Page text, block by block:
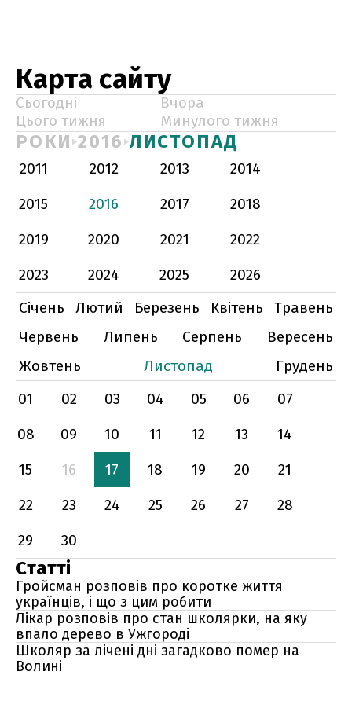
Карта сайту
Сьогодні
Вчора
Цього тижня
Минулого тижня
РОКИ 2016 ЛИСТОПАД
2011 2012 2013
2014
2015
2016 2017
2018
2019
2020 2021
2022
2023
2024 2025
2026
Січень
Лютий Березень Квітень
Травень
Червень
Липень Серпень
Вересень
Жовтень
Листопад
Грудень
01
02 03 04 05 06
07
08
09 10 11 12 13
14
15
16 17 18 19 20
21
22
23 24 25 26 27
28
29
30
Статті
Гройсман розповів про коротке життя
українців, і що з цим робити
Лікар розповів про стан школярки, на яку
впало дерево в Ужгороді
Школяр за лічені дні загадково помер на
Волині